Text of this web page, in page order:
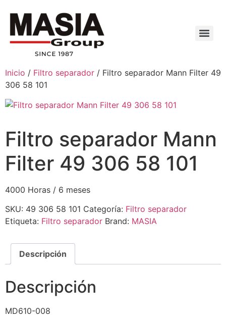
Inicio / Filtro separador / Filtro separador Mann Filter 49
306 58 101
Filtro separador Mann
Filter 49 306 58 101
4000 Horas / 6 meses
SKU: 49 306 58 101 Categoría: Filtro separador
Etiqueta: Filtro separador Brand: MASIA
Descripción
Descripción
MD610-008